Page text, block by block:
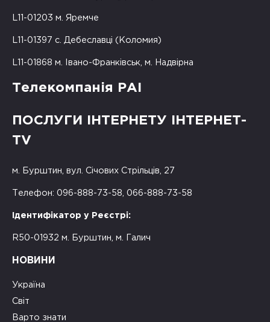
L11-01203 м. Яремче
L11-01397 с. Дебеславці (Коломия)
L11-01868 м. Івано-Франківськ, м. Надвірна
Телекомпанія РАІ
ПОСЛУГИ ІНТЕРНЕТУ ІНТЕРНЕТ-
TV
м. Бурштин, вул. Січових Стрільців, 27
Телефон: 096-888-73-58, 066-888-73-58
Ідентифікатор у Реєстрі:
R50-01932 м. Бурштин, м. Галич
НОВИНИ
Україна
Світ
Варто знати